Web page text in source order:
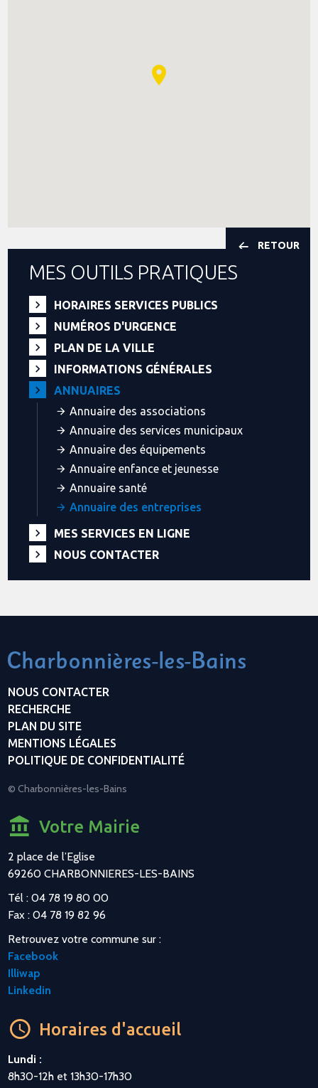
RETOUR
MES OUTILS PRATIQUES
HORAIRES SERVICES PUBLICS
NUMÉROS D'URGENCE
PLAN DE LA VILLE
INFORMATIONS GÉNÉRALES
ANNUAIRES
Annuaire des associations
Annuaire des services municipaux
Annuaire des équipements
Annuaire enfance et jeunesse
Annuaire santé
Annuaire des entreprises
MES SERVICES EN LIGNE
NOUS CONTACTER
NOUS CONTACTER
RECHERCHE
PLAN DU SITE
MENTIONS LÉGALES
POLITIQUE DE CONFIDENTIALITÉ
© Charbonnières-les-Bains
Votre Mairie
2 place de l’Eglise
69260 CHARBONNIERES-LES-BAINS
Tél : 04 78 19 80 00
Fax : 04 78 19 82 96
Retrouvez votre commune sur :
Facebook
Illiwap
Linkedin
Horaires d'accueil
Lundi :
8h30-12h et 13h30-17h30